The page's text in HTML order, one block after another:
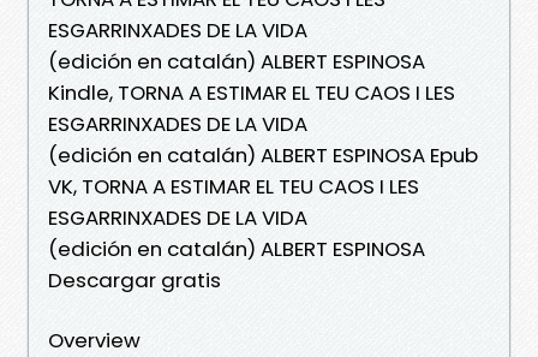
ESGARRINXADES DE LA VIDA
(edición en catalán) ALBERT ESPINOSA
Kindle, TORNA A ESTIMAR EL TEU CAOS I LES
ESGARRINXADES DE LA VIDA
(edición en catalán) ALBERT ESPINOSA Epub
VK, TORNA A ESTIMAR EL TEU CAOS I LES
ESGARRINXADES DE LA VIDA
(edición en catalán) ALBERT ESPINOSA
Descargar gratis
Overview